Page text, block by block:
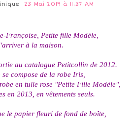
23 Mai 2019 à 11:37 AM
Françoise, Petite fille Modèle,
à la maison.
au catalogue Petitcollin de 2012.
compose de la robe Iris,
en tulle rose "Petite Fille Modèle",
en 2013, en vêtements seuls.
le papier fleuri de fond de boîte,